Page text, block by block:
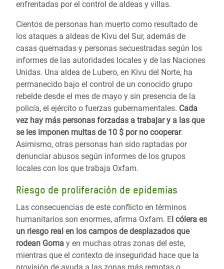
enfrentadas por el control de aldeas y villas.
Cientos de personas han muerto como resultado de
los ataques a aldeas de Kivu del Sur, además de
casas quemadas y personas secuestradas según los
informes de las autoridades locales y de las Naciones
Unidas. Una aldea de Lubero, en Kivu del Norte, ha
permanecido bajo el control de un conocido grupo
rebelde desde el mes de mayo y sin presencia de la
policía, el ejército o fuerzas gubernamentales. Cada
vez hay más personas forzadas a trabajar y a las que
se les imponen multas de 10 $ por no cooperar.
Asimismo, otras personas han sido raptadas por
denunciar abusos según informes de los grupos
locales con los que trabaja Oxfam.
Riesgo de proliferación de epidemias
Las consecuencias de este conflicto en términos
humanitarios son enormes, afirma Oxfam. El cólera es
un riesgo real en los campos de desplazados que
rodean Goma y en muchas otras zonas del este,
mientras que el contexto de inseguridad hace que la